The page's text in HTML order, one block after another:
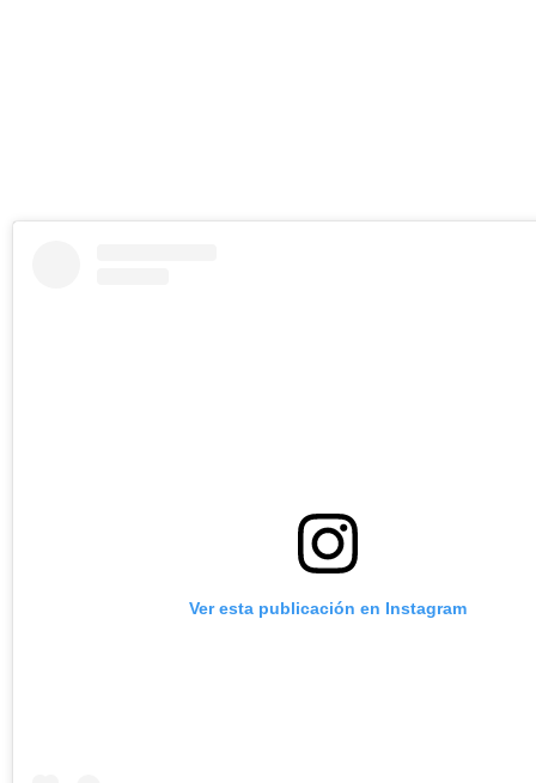
Ver esta publicación en Instagram